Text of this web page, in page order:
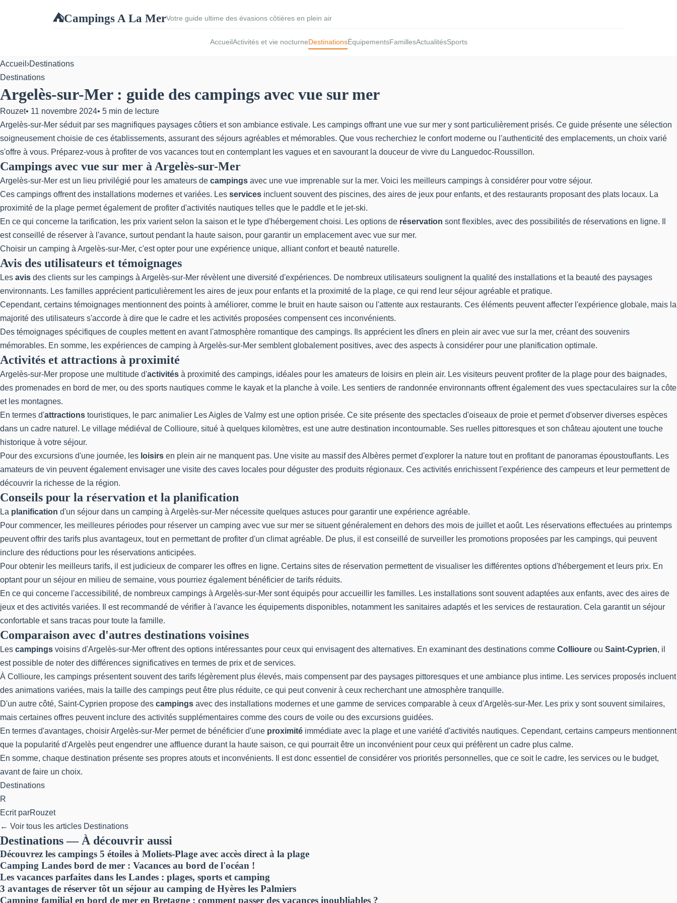
⛺Campings A La MerVotre guide ultime des évasions côtières en plein air
AccueilActivités et vie nocturneDestinationsÉquipementsFamillesActualitésSports
Accueil ›Destinations
Destinations
Argelès-sur-Mer : guide des campings avec vue sur mer
Rouzet• 11 novembre 2024• 5 min de lecture
Argelès-sur-Mer séduit par ses magnifiques paysages côtiers et son ambiance estivale. Les campings offrant une vue sur mer y sont particulièrement prisés. Ce guide présente une sélection
soigneusement choisie de ces établissements, assurant des séjours agréables et mémorables. Que vous recherchiez le confort moderne ou l'authenticité des emplacements, un choix varié
s'offre à vous. Préparez-vous à profiter de vos vacances tout en contemplant les vagues et en savourant la douceur de vivre du Languedoc-Roussillon.
Campings avec vue sur mer à Argelès-sur-Mer
Argelès-sur-Mer est un lieu privilégié pour les amateurs de campings avec une vue imprenable sur la mer. Voici les meilleurs campings à considérer pour votre séjour.
Ces campings offrent des installations modernes et variées. Les services incluent souvent des piscines, des aires de jeux pour enfants, et des restaurants proposant des plats locaux. La
proximité de la plage permet également de profiter d'activités nautiques telles que le paddle et le jet-ski.
En ce qui concerne la tarification, les prix varient selon la saison et le type d'hébergement choisi. Les options de réservation sont flexibles, avec des possibilités de réservations en ligne. Il
est conseillé de réserver à l'avance, surtout pendant la haute saison, pour garantir un emplacement avec vue sur mer.
Choisir un camping à Argelès-sur-Mer, c'est opter pour une expérience unique, alliant confort et beauté naturelle.
Avis des utilisateurs et témoignages
Les avis des clients sur les campings à Argelès-sur-Mer révèlent une diversité d'expériences. De nombreux utilisateurs soulignent la qualité des installations et la beauté des paysages
environnants. Les familles apprécient particulièrement les aires de jeux pour enfants et la proximité de la plage, ce qui rend leur séjour agréable et pratique.
Cependant, certains témoignages mentionnent des points à améliorer, comme le bruit en haute saison ou l'attente aux restaurants. Ces éléments peuvent affecter l'expérience globale, mais la
majorité des utilisateurs s'accorde à dire que le cadre et les activités proposées compensent ces inconvénients.
Des témoignages spécifiques de couples mettent en avant l'atmosphère romantique des campings. Ils apprécient les dîners en plein air avec vue sur la mer, créant des souvenirs
mémorables. En somme, les expériences de camping à Argelès-sur-Mer semblent globalement positives, avec des aspects à considérer pour une planification optimale.
Activités et attractions à proximité
Argelès-sur-Mer propose une multitude d'activités à proximité des campings, idéales pour les amateurs de loisirs en plein air. Les visiteurs peuvent profiter de la plage pour des baignades,
des promenades en bord de mer, ou des sports nautiques comme le kayak et la planche à voile. Les sentiers de randonnée environnants offrent également des vues spectaculaires sur la côte
et les montagnes.
En termes d'attractions touristiques, le parc animalier Les Aigles de Valmy est une option prisée. Ce site présente des spectacles d'oiseaux de proie et permet d'observer diverses espèces
dans un cadre naturel. Le village médiéval de Collioure, situé à quelques kilomètres, est une autre destination incontournable. Ses ruelles pittoresques et son château ajoutent une touche
historique à votre séjour.
Pour des excursions d'une journée, les loisirs en plein air ne manquent pas. Une visite au massif des Albères permet d'explorer la nature tout en profitant de panoramas époustouflants. Les
amateurs de vin peuvent également envisager une visite des caves locales pour déguster des produits régionaux. Ces activités enrichissent l'expérience des campeurs et leur permettent de
découvrir la richesse de la région.
Conseils pour la réservation et la planification
La planification d'un séjour dans un camping à Argelès-sur-Mer nécessite quelques astuces pour garantir une expérience agréable.
Pour commencer, les meilleures périodes pour réserver un camping avec vue sur mer se situent généralement en dehors des mois de juillet et août. Les réservations effectuées au printemps
peuvent offrir des tarifs plus avantageux, tout en permettant de profiter d'un climat agréable. De plus, il est conseillé de surveiller les promotions proposées par les campings, qui peuvent
inclure des réductions pour les réservations anticipées.
Pour obtenir les meilleurs tarifs, il est judicieux de comparer les offres en ligne. Certains sites de réservation permettent de visualiser les différentes options d'hébergement et leurs prix. En
optant pour un séjour en milieu de semaine, vous pourriez également bénéficier de tarifs réduits.
En ce qui concerne l'accessibilité, de nombreux campings à Argelès-sur-Mer sont équipés pour accueillir les familles. Les installations sont souvent adaptées aux enfants, avec des aires de
jeux et des activités variées. Il est recommandé de vérifier à l'avance les équipements disponibles, notamment les sanitaires adaptés et les services de restauration. Cela garantit un séjour
confortable et sans tracas pour toute la famille.
Comparaison avec d'autres destinations voisines
Les campings voisins d'Argelès-sur-Mer offrent des options intéressantes pour ceux qui envisagent des alternatives. En examinant des destinations comme Collioure ou Saint-Cyprien, il
est possible de noter des différences significatives en termes de prix et de services.
À Collioure, les campings présentent souvent des tarifs légèrement plus élevés, mais compensent par des paysages pittoresques et une ambiance plus intime. Les services proposés incluent
des animations variées, mais la taille des campings peut être plus réduite, ce qui peut convenir à ceux recherchant une atmosphère tranquille.
D'un autre côté, Saint-Cyprien propose des campings avec des installations modernes et une gamme de services comparable à ceux d'Argelès-sur-Mer. Les prix y sont souvent similaires,
mais certaines offres peuvent inclure des activités supplémentaires comme des cours de voile ou des excursions guidées.
En termes d'avantages, choisir Argelès-sur-Mer permet de bénéficier d'une proximité immédiate avec la plage et une variété d'activités nautiques. Cependant, certains campeurs mentionnent
que la popularité d'Argelès peut engendrer une affluence durant la haute saison, ce qui pourrait être un inconvénient pour ceux qui préfèrent un cadre plus calme.
En somme, chaque destination présente ses propres atouts et inconvénients. Il est donc essentiel de considérer vos priorités personnelles, que ce soit le cadre, les services ou le budget,
avant de faire un choix.
Destinations
R
Ecrit parRouzet
← Voir tous les articles Destinations
Destinations — À découvrir aussi
Découvrez les campings 5 étoiles à Moliets-Plage avec accès direct à la plage
Camping Landes bord de mer : Vacances au bord de l'océan !
Les vacances parfaites dans les Landes : plages, sports et camping
3 avantages de réserver tôt un séjour au camping de Hyères les Palmiers
Camping familial en bord de mer en Bretagne : comment passer des vacances inoubliables ?